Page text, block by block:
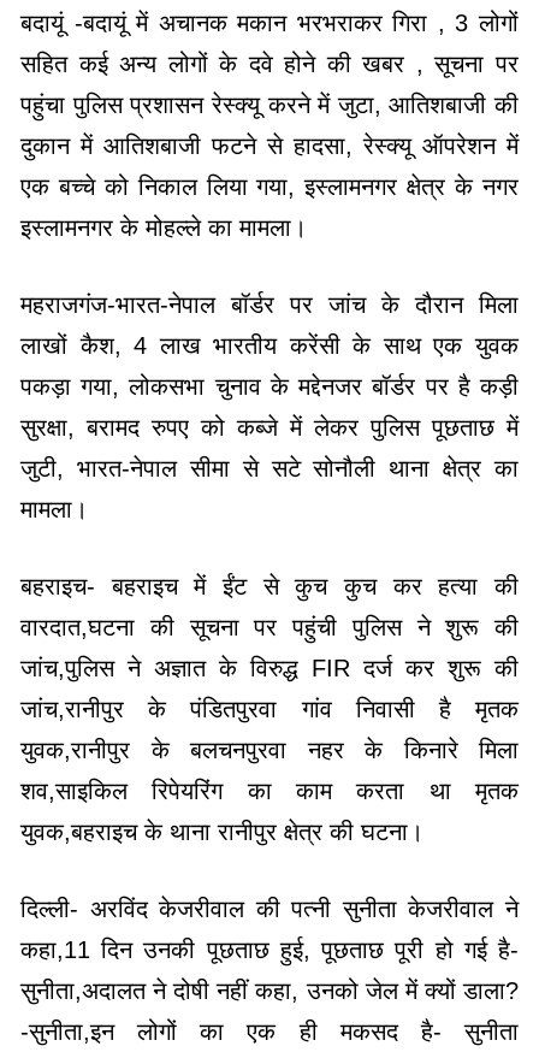
बदायूं -बदायूं में अचानक मकान भरभराकर गिरा , 3 लोगों
सहित कई अन्य लोगों के दवे होने की खबर , सूचना पर
पहुंचा पुलिस प्रशासन रेस्क्यू करने में जुटा, आतिशबाजी की
दुकान में आतिशबाजी फटने से हादसा, रेस्क्यू ऑपरेशन में
एक बच्चे को निकाल लिया गया, इस्लामनगर क्षेत्र के नगर
इस्लामनगर के मोहल्ले का मामला।
महराजगंज-भारत-नेपाल बॉर्डर पर जांच के दौरान मिला
लाखों कैश, 4 लाख भारतीय करेंसी के साथ एक युवक
पकड़ा गया, लोकसभा चुनाव के मद्देनजर बॉर्डर पर है कड़ी
सुरक्षा, बरामद रुपए को कब्जे में लेकर पुलिस पूछताछ में
जुटी, भारत-नेपाल सीमा से सटे सोनौली थाना क्षेत्र का
मामला।
बहराइच- बहराइच में ईंट से कुच कुच कर हत्या की
वारदात,घटना की सूचना पर पहुंची पुलिस ने शुरू की
जांच,पुलिस ने अज्ञात के विरुद्ध FIR दर्ज कर शुरू की
जांच,रानीपुर के पंडितपुरवा गांव निवासी है मृतक
युवक,रानीपुर के बलचनपुरवा नहर के किनारे मिला
शव,साइकिल रिपेयरिंग का काम करता था मृतक
युवक,बहराइच के थाना रानीपुर क्षेत्र की घटना।
दिल्ली- अरविंद केजरीवाल की पत्नी सुनीता केजरीवाल ने
कहा,11 दिन उनकी पूछताछ हुई, पूछताछ पूरी हो गई है-
सुनीता,अदालत ने दोषी नहीं कहा, उनको जेल में क्यों डाला?
-सुनीता,इन लोगों का एक ही मकसद है- सुनीता